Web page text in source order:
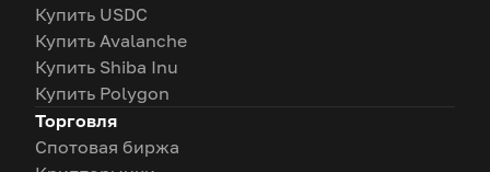
Купить USDC
Купить Avalanche
Купить Shiba Inu
Купить Polygon
Торговля
Спотовая биржа